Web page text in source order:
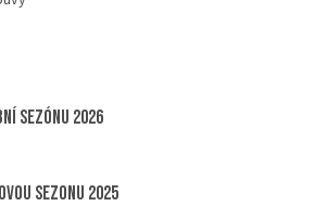
sezónu 2026
sezonu 2025